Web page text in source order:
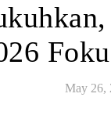
May 26,